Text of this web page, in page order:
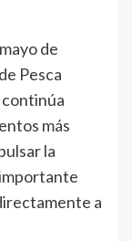
de
Pesca
más
la
a